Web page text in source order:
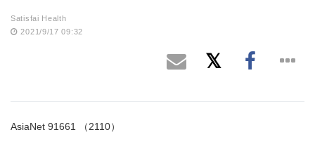
Satisfai Health
2021/9/17 09:32
AsiaNet 91661 （2110）